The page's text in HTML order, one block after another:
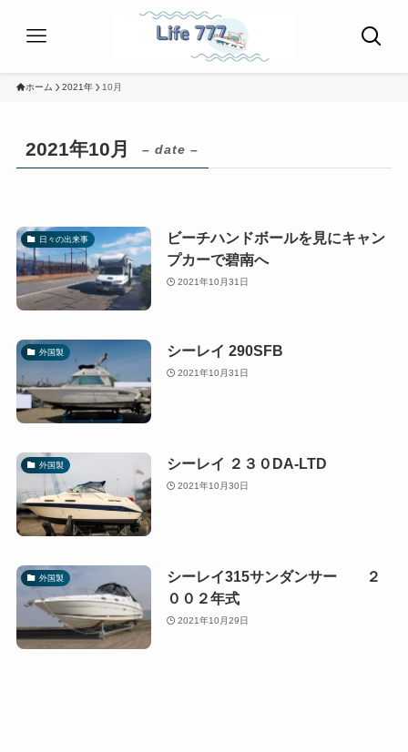
ホーム 2021年 10月
2021年10月 – date –
日々の出来事
ビーチハンドボールを見にキャン
プカーで碧南へ
2021年10月31日
外国製 シーレイ 290SFB
2021年10月31日
外国製 シーレイ ２３０DA-LTD
2021年10月30日
外国製
シーレイ315サンダンサー ２
００２年式
2021年10月29日